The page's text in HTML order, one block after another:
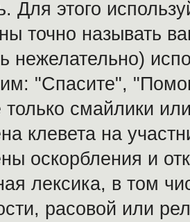
Для этого
точно называть
нежелательно)
"Спасите",
смайлики
клевета на
оскорбления и
лексика, в том
расовой или